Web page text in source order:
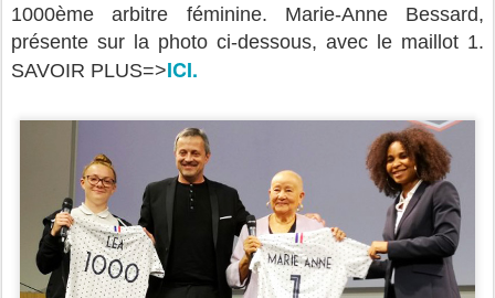
1000ème arbitre féminine. Marie-Anne Bessard,
présente sur la photo ci-dessous, avec le maillot 1.
SAVOIR PLUS=>ICI.